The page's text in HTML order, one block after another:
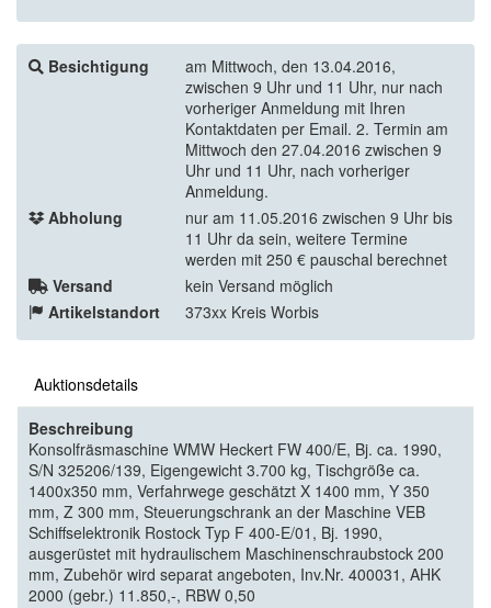
Besichtigung
am Mittwoch, den 13.04.2016,
zwischen 9 Uhr und 11 Uhr, nur nach
vorheriger Anmeldung mit Ihren
Kontaktdaten per Email. 2. Termin am
Mittwoch den 27.04.2016 zwischen 9
Uhr und 11 Uhr, nach vorheriger
Anmeldung.
Abholung
nur am 11.05.2016 zwischen 9 Uhr bis
11 Uhr da sein, weitere Termine
werden mit 250 € pauschal berechnet
Versand
kein Versand möglich
Artikelstandort
373xx Kreis Worbis
Auktionsdetails
Beschreibung
Konsolfräsmaschine WMW Heckert FW 400/E, Bj. ca. 1990,
S/N 325206/139, Eigengewicht 3.700 kg, Tischgröße ca.
1400x350 mm, Verfahrwege geschätzt X 1400 mm, Y 350
mm, Z 300 mm, Steuerungschrank an der Maschine VEB
Schiffselektronik Rostock Typ F 400-E/01, Bj. 1990,
ausgerüstet mit hydraulischem Maschinenschraubstock 200
mm, Zubehör wird separat angeboten, Inv.Nr. 400031, AHK
2000 (gebr.) 11.850,-, RBW 0,50